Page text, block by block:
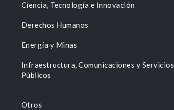
Ciencia, Tecnología e Innovación
Derechos Humanos
Energía y Minas
Infraestructura, Comunicaciones y Servicios
Públicos
Otros